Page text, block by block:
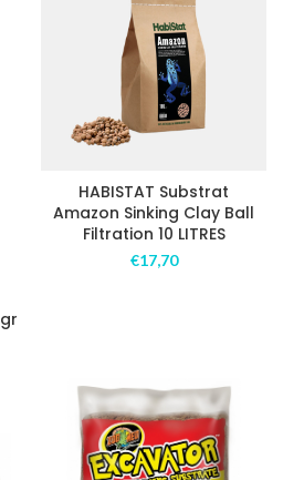
HABISTAT Substrat
Amazon Sinking Clay Ball
Filtration 10 LITRES
€17,70